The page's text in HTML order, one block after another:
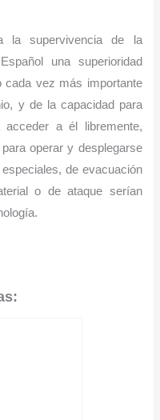
la supervivencia de la
una superioridad
cada vez más importante
y de la capacidad para
acceder a él libremente,
operar y desplegarse
de evacuación
o de ataque serían